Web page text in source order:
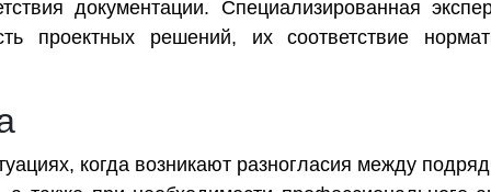
документации. Специализированная
проектных решений, их соответствие
когда возникают разногласия между